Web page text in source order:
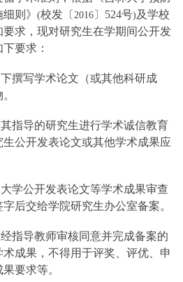
则》 (校发〔 2016 〕 524号) 及学校
求，现对研究生在学期间公开发
要求：
撰写学术论文（或其他科研成
指导的研究生进行学术诚信教育
公开发表论文或其他学术成果应
学公开发表论文等学术成果审查
后交给学院研究生办公室备案。
指导教师审核同意并完成备案的
成果，不得用于评奖、评优、申
要求等。